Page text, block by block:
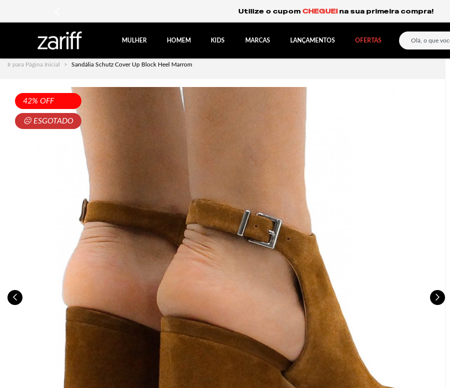
Frete Grátis Expresso para o Sul e São Paulo.
MULHER HOMEM KIDS MARCAS LANÇAMENTOS OFERTAS
Ir para Página Inicial Sandália Schutz Cover Up Block Heel Marrom
42% OFF
☹ ESGOTADO